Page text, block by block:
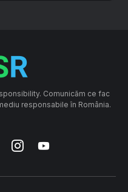
Comunicăm ce fac
responsabile în România.